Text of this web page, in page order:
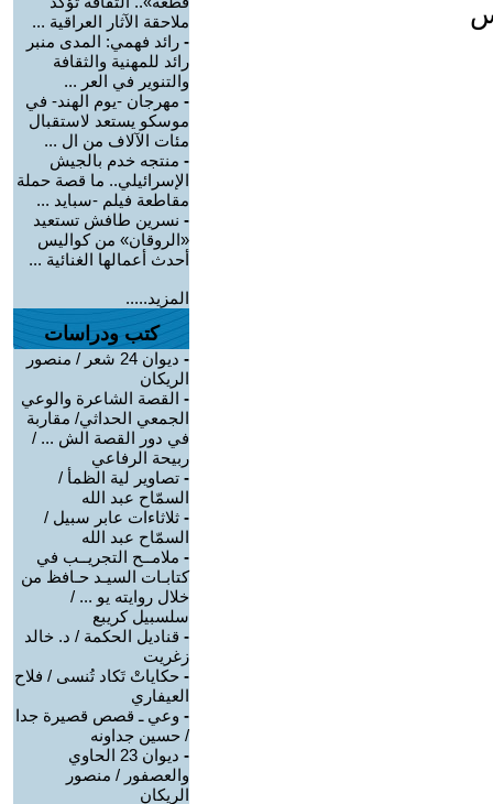
ملاحقة الآثار العراقية ...
- رائد فهمي: المدى منبر
رائد للمهنية والثقافة
والتنوير في العر ...
- مهرجان -يوم الهند- في
موسكو يستعد لاستقبال
مئات الآلاف من ال ...
- منتجه خدم بالجيش
الإسرائيلي.. ما قصة حملة
مقاطعة فيلم -سبايد ...
- نسرين طافش تستعيد
«الروقان» من كواليس
أحدث أعمالها الغنائية ...
المزيد.....
كتب ودراسات
-
ديوان 24 شعر / منصور
الريكان
- القصة الشاعرة والوعي
الجمعي الحداثي/ مقاربة
في دور القصة الش ... /
ربيحة الرفاعي
- تصاوير لية الظمأ /
السمّاح عبد الله
- ثلاثاءات عابر سبيل /
السمّاح عبد الله
- ملامــح التجريــب في
كتابـات السيـد حـافظ من
خلال روايته يو ... /
سلسبيل كريبع
- قناديل الحكمة / د. خالد
زغريت
- حكاياتْ تَكاد تُنسى / فلاح
العيفاري
- وعي ـ قصص قصيرة جدا
/ حسين جداونه
-
ديوان 23 الحاوي
والعصفور / منصور
الريكان